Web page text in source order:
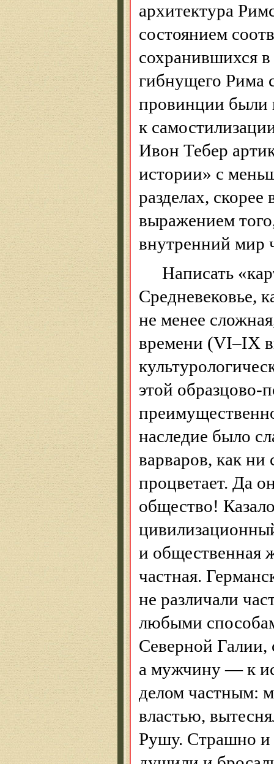
архитектура
состоянием
сохранившихся
гибнущего Рима
провинции были
к
Ивон Тебер
истории» с
разделах,
выражением
внутренний мир
Написать
Средневековье,
не менее
времени (VI–IХ
этой образцово-
наследие было
варваров, как ни
процветает. Да
общество!
и общественная
частная.
не различали
любыми
Северной Галии,
а мужчину — к
делом частным:
властью,
Рушу. Страшно и